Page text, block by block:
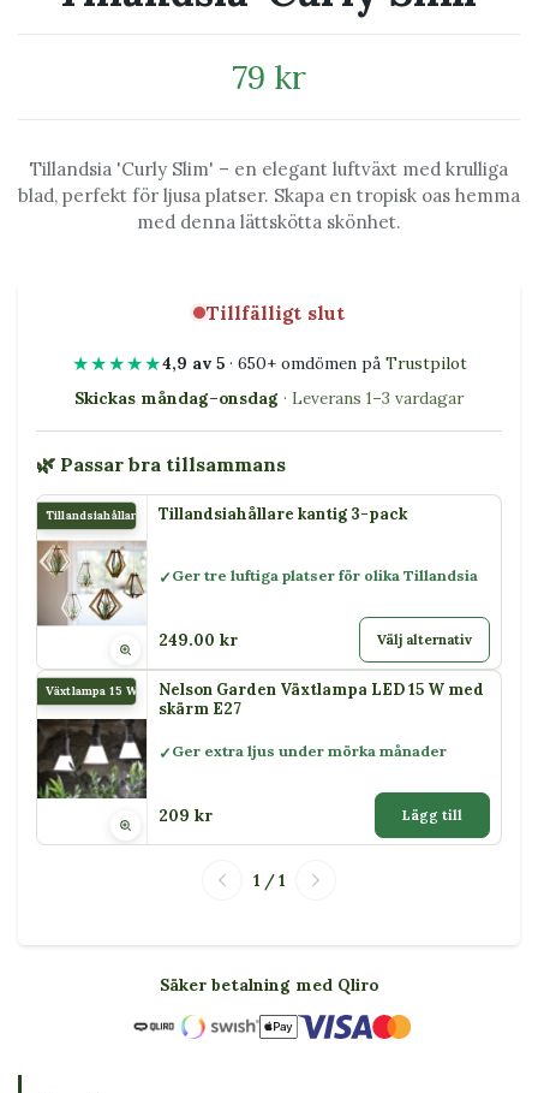
79 kr
Tillandsia 'Curly Slim' – en elegant luftväxt med krulliga
blad, perfekt för ljusa platser. Skapa en tropisk oas hemma
med denna lättskötta skönhet.
Tillfälligt slut
★★★★★4,9 av 5· 650+ omdömen på Trustpilot
Skickas måndag–onsdag · Leverans 1–3 vardagar
🌿 Passar bra tillsammans
Tillandsiahållare kantig 3-packTillandsiahållare kantig 3-pack
Ger tre luftiga platser för olika Tillandsia
249.00 kr Välj alternativ
Växtlampa 15 W
Nelson Garden Växtlampa LED 15 W med
skärm E27
Ger extra ljus under mörka månader
209 kr Lägg till
1 / 1
Säker betalning med Qliro